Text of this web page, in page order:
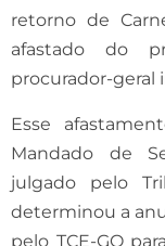
retorno de
afastado do
procurador-geral
Esse
Mandado de
julgado pelo
determinou a
pelo TCE-GO